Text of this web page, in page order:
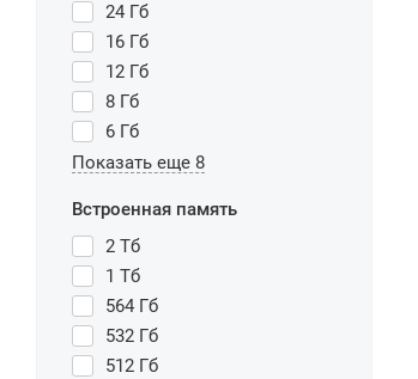
24 Гб
16 Гб
12 Гб
8 Гб
6 Гб
Показать еще 8
Встроенная память
2 Тб
1 Тб
564 Гб
532 Гб
512 Гб